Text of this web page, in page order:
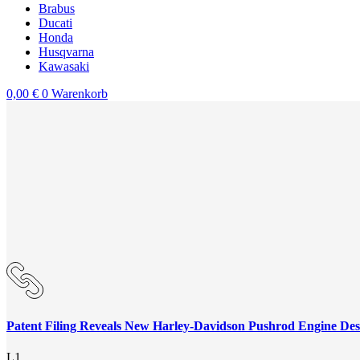
Brabus
Ducati
Honda
Husqvarna
Kawasaki
0,00 € 0 Warenkorb
Patent Filing Reveals New Harley-Davidson Pushrod Engine